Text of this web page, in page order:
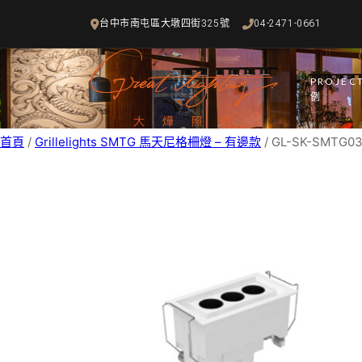
主
要
內
容
台中市南屯區大墩四街325號 04-2471-0661
例
首頁 / Grillelights SMTG 馬天尼格柵燈 – 有邊款 / GL-SK-